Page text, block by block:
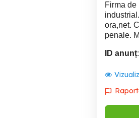
Firma
ora,net.
penale.
ID anunț